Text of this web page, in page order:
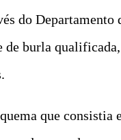
do
burla
que consistia